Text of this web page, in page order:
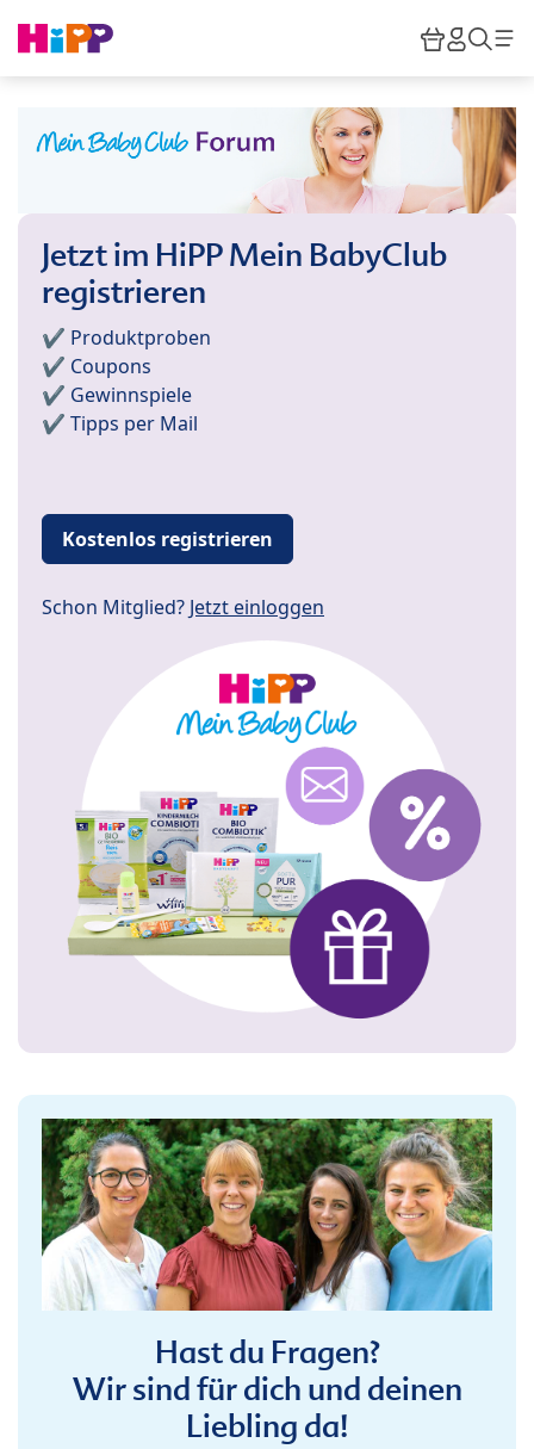
HiPP
Jetzt im HiPP Mein BabyClub
registrieren
✔️ Produktproben
✔️ Coupons
✔️ Gewinnspiele
✔️ Tipps per Mail
Kostenlos registrieren
Schon Mitglied? Jetzt einloggen
Hast du Fragen?
Wir sind für dich und deinen
Liebling da!